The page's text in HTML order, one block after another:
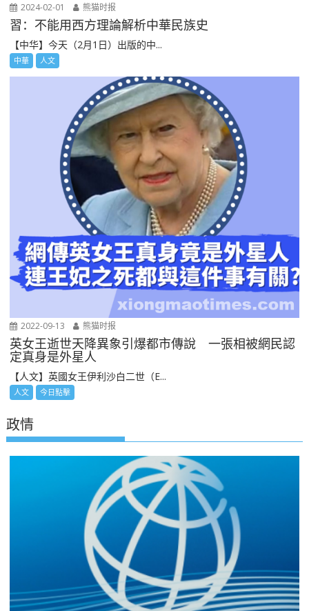
2024-02-01 熊猫时报
習：不能用西方理論解析中華民族史
【中华】今天（2月1日）出版的中...
中華 人文
2022-09-13 熊猫时报
英女王逝世天降異象引爆都市傳說 一張相被網民認
定真身是外星人
【人文】英國女王伊利沙白二世（E...
人文 今日點擊
政情